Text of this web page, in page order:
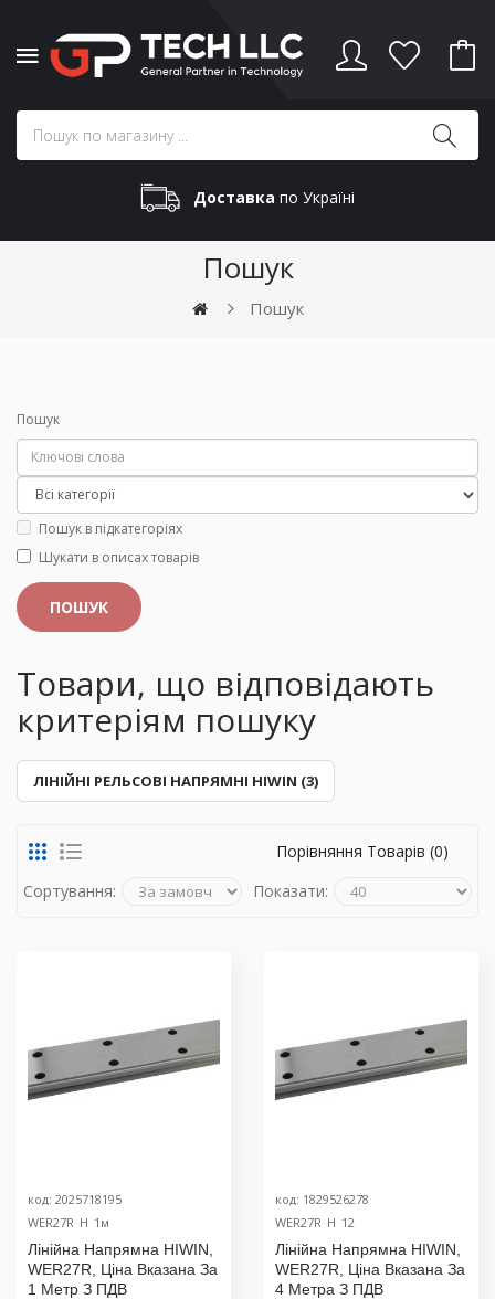
Доставка по Україні
Пошук
Пошук
Пошук
Пошук в підкатегоріях
Шукати в описах товарів
Товари, що відповідають
критеріям пошуку
ЛІНІЙНІ РЕЛЬСОВІ НАПРЯМНІ HIWIN (3)
Порівняння Товарів (0)
Сортування:
Показати:
код: 2025718195
WER27R_H_1м
Лінійна Напрямна HIWIN,
WER27R, Ціна Вказана За
1 Метр З ПДВ
код: 1829526278
WER27R_H_12
Лінійна Напрямна HIWIN,
WER27R, Ціна Вказана За
4 Метра З ПДВ